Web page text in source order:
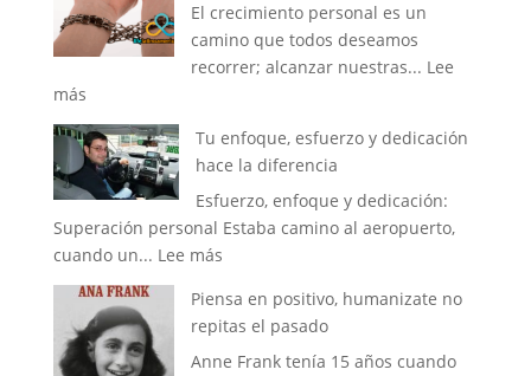
las
fotos
tomadas
smartphone
El crecimiento personal es un
camino que todos deseamos
recorrer; alcanzar nuestras... Lee
más:
Limitaciones
que
bloquean
nuestro
crecimiento
personal
Tu enfoque, esfuerzo y dedicación
hace la diferencia
Esfuerzo, enfoque y dedicación:
Superación personal Estaba camino al aeropuerto,
cuando un... Lee más:
enfoque,
esfuerzo
y
Piensa en positivo, humanizate no
repitas el pasado
Anne Frank tenía 15 años cuando